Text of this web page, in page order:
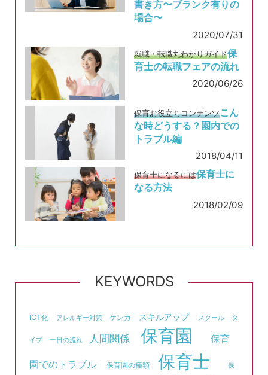
書き方〜ブランク有りの
場合〜
2020/07/31
就職・転職丸わかりガイド保
育士の転職フェアの流れ
2020/06/26
保育お役立ちコンテンツこん
な時どうする？園内での
トラブル編
2018/04/11
保育士になるには保育士に
なる方法
2018/02/09
KEYWORDS
ICT化 アレルギー対策 ケンカ スキルアップ スクール タ
イプ 一日の流れ 人間関係 保育園 保育
園でのトラブル 保育園の種類 保育士 保